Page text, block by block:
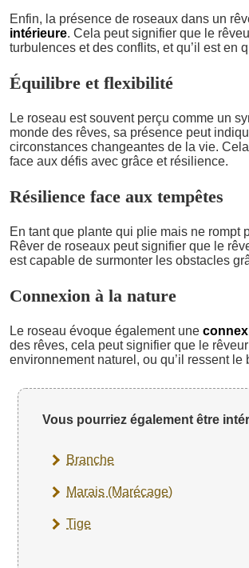
Enfin, la présence de roseaux dans un
intérieure. Cela peut signifier que le
turbulences et des conflits, et qu’il est en
Équilibre et flexibilité
Le roseau est souvent perçu comme un
monde des rêves, sa présence peut
circonstances changeantes de la vie.
face aux défis avec grâce et résilience.
Résilience face aux tempêtes
En tant que plante qui plie mais ne rompt
Rêver de roseaux peut signifier que le
est capable de surmonter les obstacles
Connexion à la nature
Le roseau évoque également une
des rêves, cela peut signifier que le
environnement naturel, ou qu’il ressent
Vous pourriez également être
Branche
Marais (Marécage)
Tige